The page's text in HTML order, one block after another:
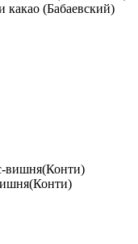
какао (Бабаевский)